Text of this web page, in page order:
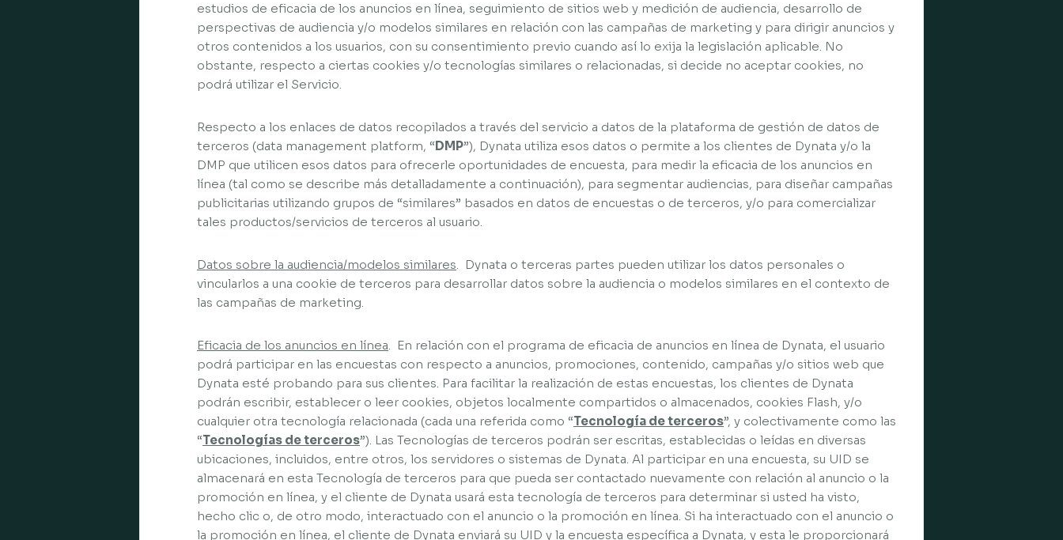
estudios de eficacia de los anuncios en línea, seguimiento de sitios web y medición de audiencia, desarrollo de
perspectivas de audiencia y/o modelos similares en relación con las campañas de marketing y para dirigir anuncios y
otros contenidos a los usuarios, con su consentimiento previo cuando así lo exija la legislación aplicable. No
obstante, respecto a ciertas cookies y/o tecnologías similares o relacionadas, si decide no aceptar cookies, no
podrá utilizar el Servicio.
Respecto a los enlaces de datos recopilados a través del servicio a datos de la plataforma de gestión de datos de
terceros (data management platform, “DMP”), Dynata utiliza esos datos o permite a los clientes de Dynata y/o la
DMP que utilicen esos datos para ofrecerle oportunidades de encuesta, para medir la eficacia de los anuncios en
línea (tal como se describe más detalladamente a continuación), para segmentar audiencias, para diseñar campañas
publicitarias utilizando grupos de “similares” basados en datos de encuestas o de terceros, y/o para comercializar
tales productos/servicios de terceros al usuario.
Datos sobre la audiencia/modelos similares. Dynata o terceras partes pueden utilizar los datos personales o
vincularlos a una cookie de terceros para desarrollar datos sobre la audiencia o modelos similares en el contexto de
las campañas de marketing.
Eficacia de los anuncios en línea. En relación con el programa de eficacia de anuncios en línea de Dynata, el usuario
podrá participar en las encuestas con respecto a anuncios, promociones, contenido, campañas y/o sitios web que
Dynata esté probando para sus clientes. Para facilitar la realización de estas encuestas, los clientes de Dynata
podrán escribir, establecer o leer cookies, objetos localmente compartidos o almacenados, cookies Flash, y/o
cualquier otra tecnología relacionada (cada una referida como “Tecnología de terceros”, y colectivamente como las
“Tecnologías de terceros”). Las Tecnologías de terceros podrán ser escritas, establecidas o leídas en diversas
ubicaciones, incluidos, entre otros, los servidores o sistemas de Dynata. Al participar en una encuesta, su UID se
almacenará en esta Tecnología de terceros para que pueda ser contactado nuevamente con relación al anuncio o la
promoción en línea, y el cliente de Dynata usará esta tecnología de terceros para determinar si usted ha visto,
hecho clic o, de otro modo, interactuado con el anuncio o la promoción en línea. Si ha interactuado con el anuncio o
la promoción en línea, el cliente de Dynata enviará su UID y la encuesta específica a Dynata, y esta le proporcionará